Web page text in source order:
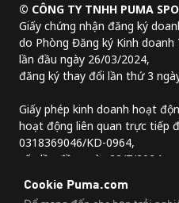
© CÔNG TY TNHH PUMA
Giấy chứng nhận đăng ký
do Phòng Đăng ký Kinh doanh
lần đầu ngày 26/03/2024,
đăng ký thay đổi lần thứ 3
Giấy phép kinh doanh hoạt
hoạt động liên quan trực tiếp
0318369046/KD-0964,
cấp lần đầu ngày 22/7/2024.
Lầu 2, tòa nhà Lim Tower 3,